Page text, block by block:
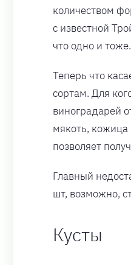
количеством
с известной
что одно и тоже.
Теперь что
сортам. Для
виноградарей
мякоть, кожица
позволяет
Главный
шт, возможно,
Кусты